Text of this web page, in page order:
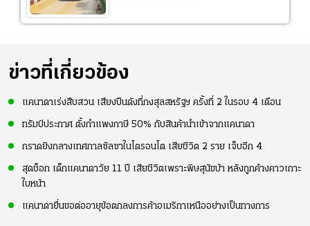
ข่าวที่เกี่ยวข้อง
แคนาดาเร่งสืบสวน เสียงปืนดังที่กงสุลสหรัฐฯ ครั้งที่ 2 ในรอบ 4 เดือน
ทรัมป์ประกาศ ตั้งกำแพงภาษี 50% กับสินค้านำเข้าจากแคนาดา
กราดยิงกลางเทศกาลซัลซาในโตรอนโต เสียชีวิต 2 ราย เจ็บอีก 4
สุดช็อก เด็กแคนาดาวัย 11 ปี เสียชีวิตเพราะพิษสุนัขบ้า หลังถูกค้างคาวเกาะ
ใบหน้า
แคนาดายื่นขอต่ออายุข้อตกลงการค้าอเมริกาเหนืออย่างเป็นทางการ